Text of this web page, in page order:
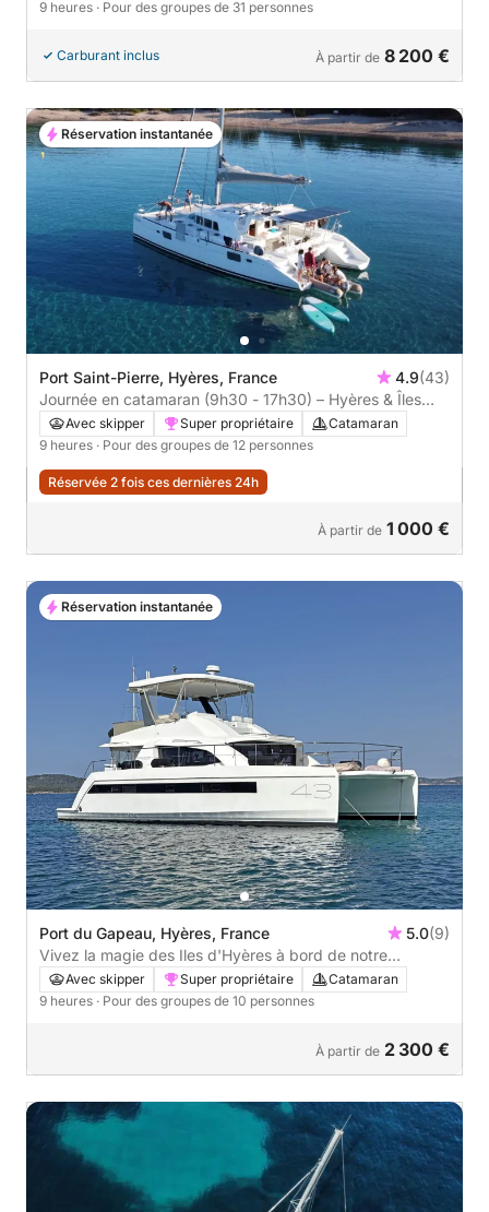
9 heures · Pour des groupes de 31 personnes
Carburant inclus À partir de 8 200 €
Port Saint-Pierre, Hyères, France 4.9(43)
Journée en catamaran (9h30 - 17h30) – Hyères & Îles
d’OrAvec skipper Super propriétaire
Catamaran
9 heures · Pour des groupes de 12 personnes
Réservée 2 fois ces dernières 24h
À partir de 1 000 €
Réservation instantanée
Port du Gapeau, Hyères, France 5.0(9)
Vivez la magie des Iles d'Hyères à bord de notre
catamaran !
Avec skipper Super propriétaire
Catamaran
9 heures · Pour des groupes de 10 personnes
À partir de 2 300 €
Réservation instantanée